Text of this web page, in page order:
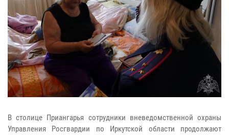
В столице Приангарья сотрудники вневедомственной охраны
Управления Росгвардии по Иркутской области продолжают